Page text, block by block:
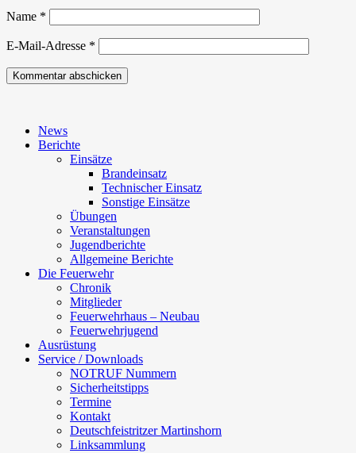
Name *
E-Mail-Adresse *
News
Berichte
Einsätze
Brandeinsatz
Technischer Einsatz
Sonstige Einsätze
Übungen
Veranstaltungen
Jugendberichte
Allgemeine Berichte
Die Feuerwehr
Chronik
Mitglieder
Feuerwehrhaus – Neubau
Feuerwehrjugend
Ausrüstung
Service / Downloads
NOTRUF Nummern
Sicherheitstipps
Termine
Kontakt
Deutschfeistritzer Martinshorn
Linksammlung